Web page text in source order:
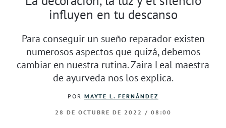
influyen en tu descanso
Para conseguir un sueño reparador existen
numerosos aspectos que quizá, debemos
cambiar en nuestra rutina. Zaira Leal maestra
de ayurveda nos los explica.
POR MAYTE L. FERNÁNDEZ
28 DE OCTUBRE DE 2022 / 08:00